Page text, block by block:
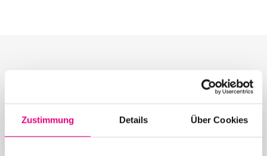
Zustimmung Details Über Cookies
Weitere Beiträge in der
Kategorie: Presse